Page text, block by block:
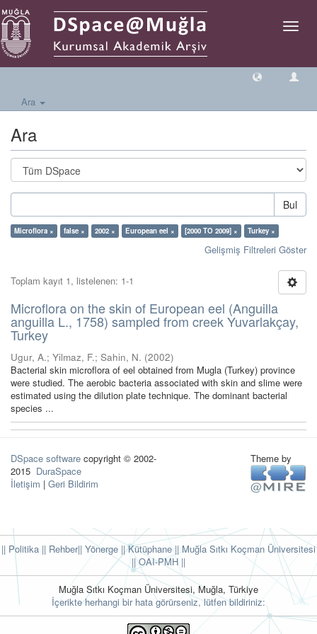
Geçiş
Ara
Ara
Bul
Microflora × false × 2002 × European eel × [2000 TO 2009] × Turkey ×
Gelişmiş Filtreleri Göster
Toplam kayıt 1, listelenen: 1-1
Microflora on the skin of European eel (Anguilla
anguilla L., 1758) sampled from creek Yuvarlakçay,
Turkey
Ugur, A.; Yilmaz, F.; Sahin, N. (2002)
Bacterial skin microflora of eel obtained from Mugla (Turkey) province
were studied. The aerobic bacteria associated with skin and slime were
estimated using the dilution plate technique. The dominant bacterial
species ...
DSpace software copyright © 2002-
2015 DuraSpace
İletişim | Geri Bildirim
Theme by
|| Politika || Rehber|| Yönerge || Kütüphane|| Muğla Sıtkı Koçman Üniversitesi
||OAI-PMH ||
Muğla Sıtkı Koçman Üniversitesi, Muğla, Türkiye
İçerikte herhangi bir hata görürseniz, lütfen bildiriniz: